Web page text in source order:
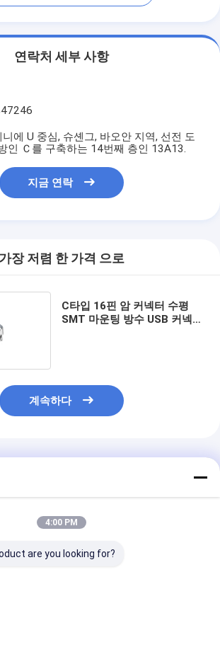
연락처 세부 사항
에 U 중심, 슈셴그, 바오안 지역, 선전 도
인 Ｃ를 구축하는 14번째 층인 13A13.
지금 연락
가장 저렴 한 가격 으로
C타입 16핀 암 커넥터 수평
SMT 마운팅 방수 USB 커넥
계속하다
4:00 PM
are you looking for?